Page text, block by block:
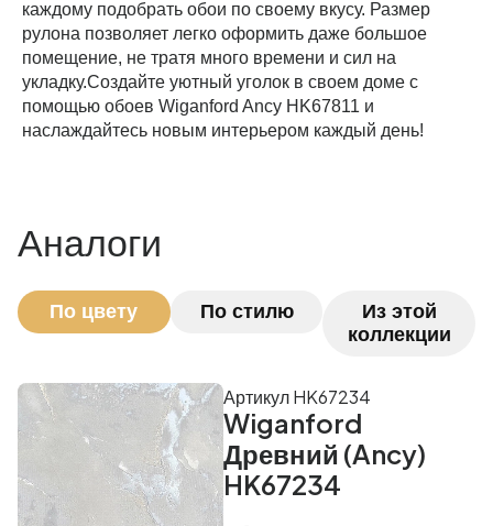
каждому подобрать обои по своему вкусу. Размер
рулона позволяет легко оформить даже большое
помещение, не тратя много времени и сил на
укладку.Создайте уютный уголок в своем доме с
помощью обоев Wiganford Ancy HK67811 и
наслаждайтесь новым интерьером каждый день!
Аналоги
По цвету По стилю
Из этой
коллекции
Wiganford
Древний (Ancy)
HK67234
Артикул HK67234